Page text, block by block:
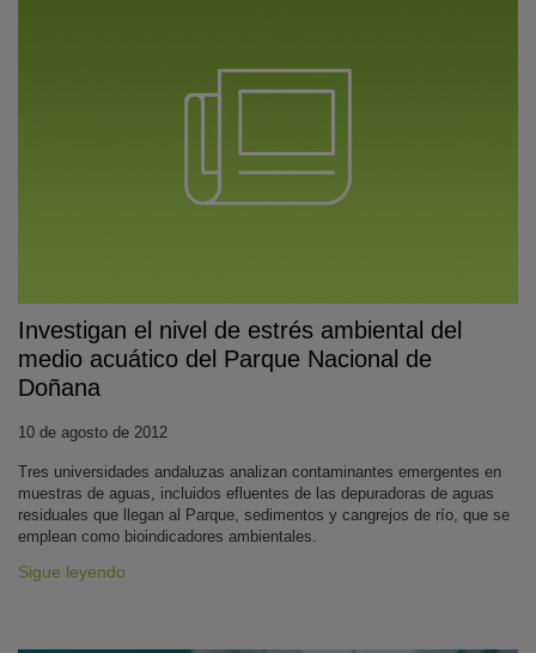
Investigan el nivel de estrés ambiental del
medio acuático del Parque Nacional de
Doñana
10 de agosto de 2012
Tres universidades andaluzas analizan contaminantes emergentes en
muestras de aguas, incluidos efluentes de las depuradoras de aguas
residuales que llegan al Parque, sedimentos y cangrejos de río, que se
emplean como bioindicadores ambientales.
Sigue leyendo